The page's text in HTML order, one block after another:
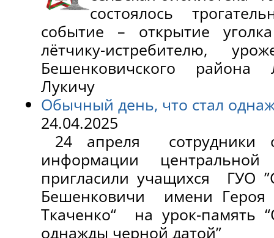
состоялось
событие – открытие
лётчику-истребителю,
Бешенковичского района
Лукичу
Обычный день, что стал
24.04.2025
24 апреля сотрудники
информации
пригласили учащихся ГУО
Бешенковичи имени Героя
Ткаченко“ на урок-память
однажды черной датой”